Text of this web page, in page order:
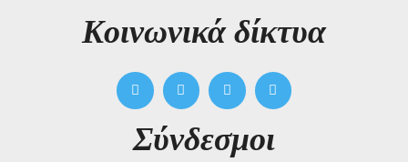
Kοινωνικά δίκτυα
Σύνδεσμοι